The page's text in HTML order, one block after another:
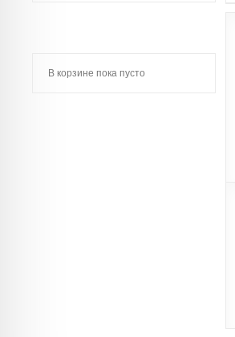
В корзине пока пусто